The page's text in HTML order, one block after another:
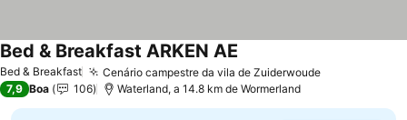
Bed & Breakfast Cenário campestre da vila de ZuiderwoudeVer preços
Bed & Breakfast ARKEN AE
7,9 Boa 106 Waterland, a 14.8 km de Wormerland